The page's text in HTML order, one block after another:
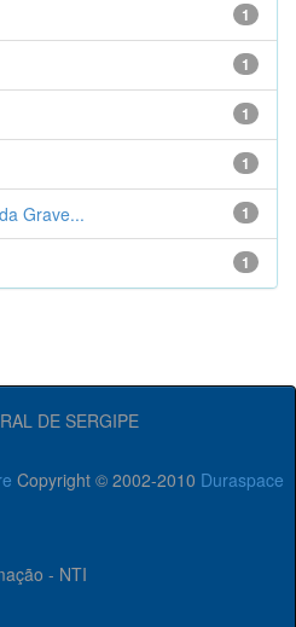
1
1
1
1
1
Grave...
1
DE SERGIPE
Copyright © 2002-2010 Duraspace
- NTI